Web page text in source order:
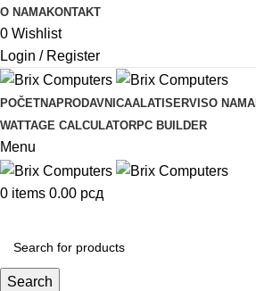
O NAMAKONTAKT
0 Wishlist
Login / Register
POČETNAPRODAVNICAALATI SERVISO NAMA
WATTAGE CALCULATORPC BUILDER
Menu
0 items 0.00 рсд
Search